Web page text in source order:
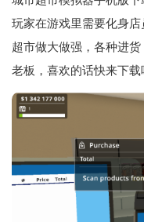
玩家在游戏里需要化身
超市做大做强，各种进
老板，喜欢的话快来下载